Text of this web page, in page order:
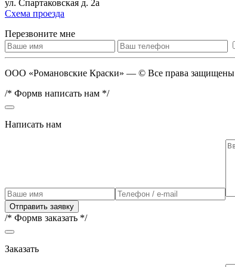
ул. Спартаковская д. 2а
Схема проезда
Перезвоните мне
ООО «Романовские Краски» — © Все права защищены
/* Формв написать нам */
Написать нам
Отправить заявку
/* Формв заказать */
Заказать